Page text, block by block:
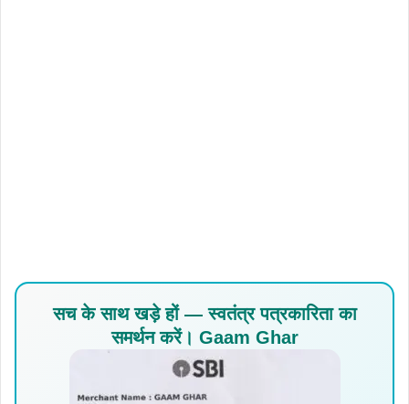
सच के साथ खड़े हों — स्वतंत्र पत्रकारिता का
समर्थन करें। Gaam Ghar